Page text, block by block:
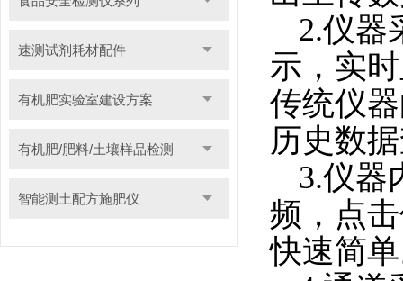
速测试剂耗材配件
有机肥实验室建设方案
有机肥/肥料/土壤样品检测
智能测土配方施肥仪
2.仪器
示，实
传统仪
历史数
3.仪器
频，点
快速简